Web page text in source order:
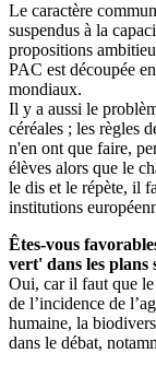
Le caractère
suspendus à la
propositions
PAC est découpée
mondiaux.
Il y a aussi le
céréales ; les règles
n'en ont que faire,
élèves alors que le
le dis et le répète, il
institutions
Êtes-vous
vert' dans les plans
Oui, car il faut que le
de l’incidence de
humaine, la
dans le débat,